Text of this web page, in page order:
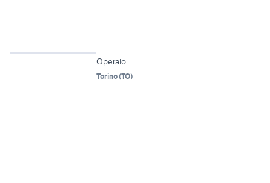
Operaio
Torino(TO)